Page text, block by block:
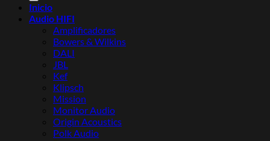
Inicio
Audio HIFI
Amplificadores
Bowers & Wilkins
DALI
JBL
Kef
Klipsch
Mission
Monitor Audio
Origin Acoustics
Polk Audio